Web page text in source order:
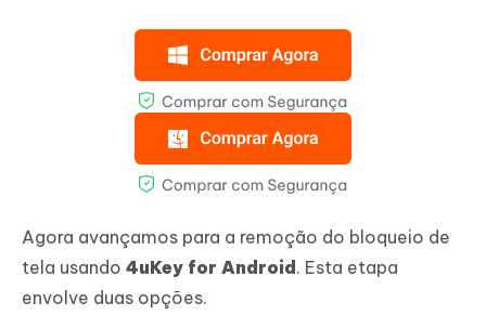
Agora avançamos para a remoção do bloqueio de
tela usando 4uKey for Android . Esta etapa
envolve duas opções.